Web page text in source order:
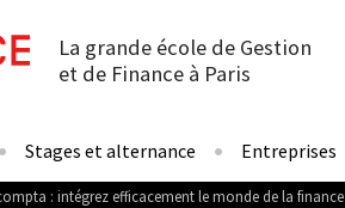
La grande école de Gestion
et de Finance à Paris
Stages et alternance Entreprises
: intégrez efficacement le monde de la finance